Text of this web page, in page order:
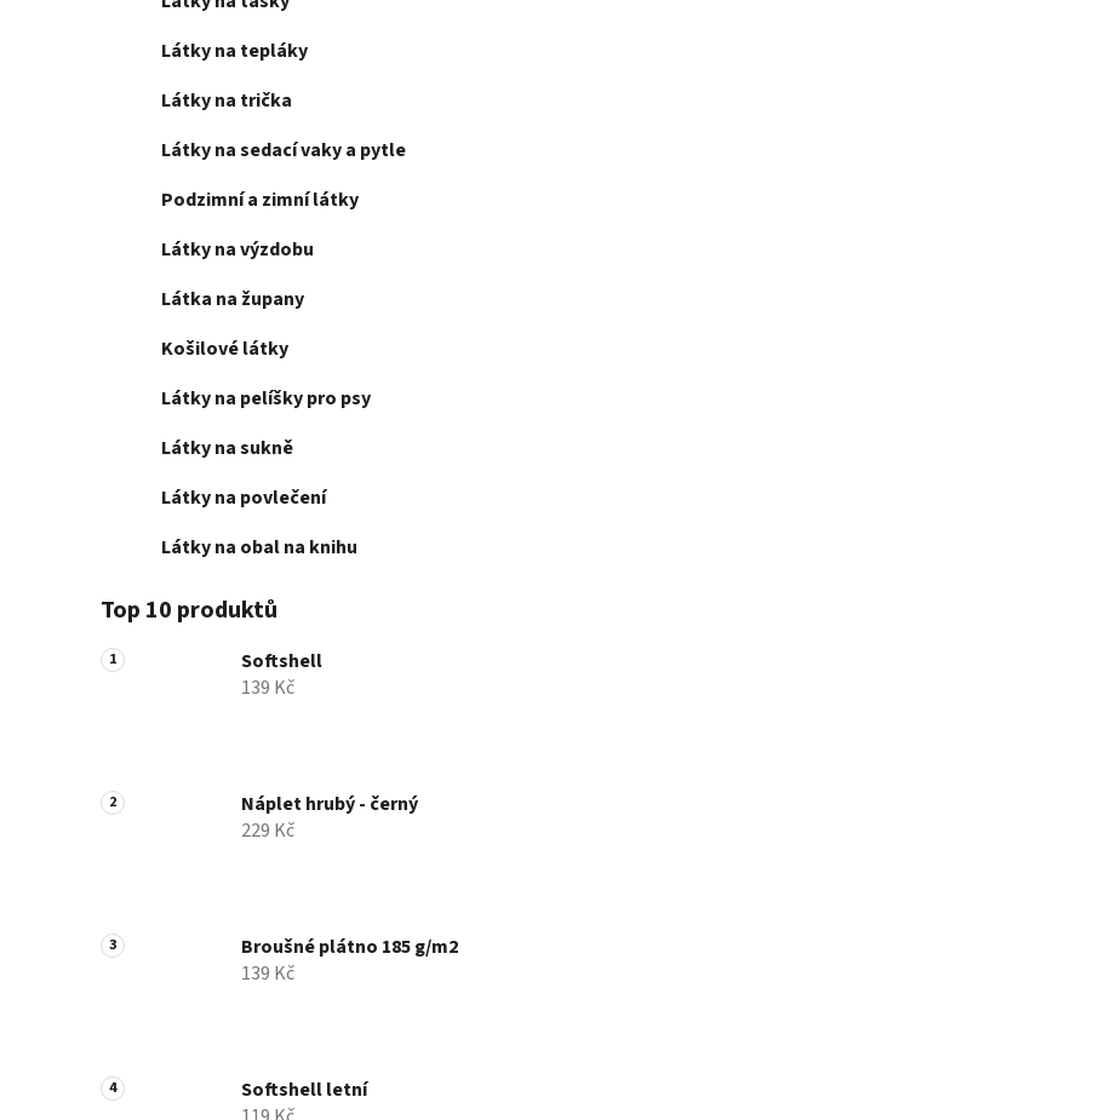
Látky na tepláky
Látky na trička
Látky na sedací vaky a pytle
Podzimní a zimní látky
Látky na výzdobu
Látka na župany
Košilové látky
Látky na pelíšky pro psy
Látky na sukně
Látky na povlečení
Látky na obal na knihu
Top 10 produktů
Softshell
139 Kč
Náplet hrubý - černý
229 Kč
Broušné plátno 185 g/m2
139 Kč
Softshell letní